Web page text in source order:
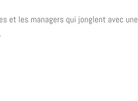
et les managers qui jonglent avec une